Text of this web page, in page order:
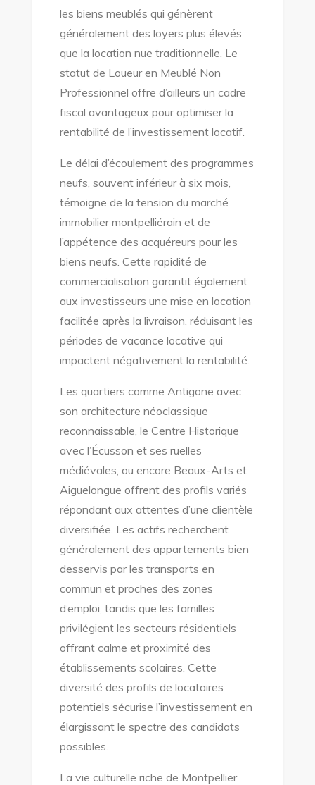
les biens meublés qui génèrent
généralement des loyers plus élevés
que la location nue traditionnelle. Le
statut de Loueur en Meublé Non
Professionnel offre d’ailleurs un cadre
fiscal avantageux pour optimiser la
rentabilité de l’investissement locatif.
Le délai d’écoulement des programmes
neufs, souvent inférieur à six mois,
témoigne de la tension du marché
immobilier montpelliérain et de
l’appétence des acquéreurs pour les
biens neufs. Cette rapidité de
commercialisation garantit également
aux investisseurs une mise en location
facilitée après la livraison, réduisant les
périodes de vacance locative qui
impactent négativement la rentabilité.
Les quartiers comme Antigone avec
son architecture néoclassique
reconnaissable, le Centre Historique
avec l’Écusson et ses ruelles
médiévales, ou encore Beaux-Arts et
Aiguelongue offrent des profils variés
répondant aux attentes d’une clientèle
diversifiée. Les actifs recherchent
généralement des appartements bien
desservis par les transports en
commun et proches des zones
d’emploi, tandis que les familles
privilégient les secteurs résidentiels
offrant calme et proximité des
établissements scolaires. Cette
diversité des profils de locataires
potentiels sécurise l’investissement en
élargissant le spectre des candidats
possibles.
La vie culturelle riche de Montpellier